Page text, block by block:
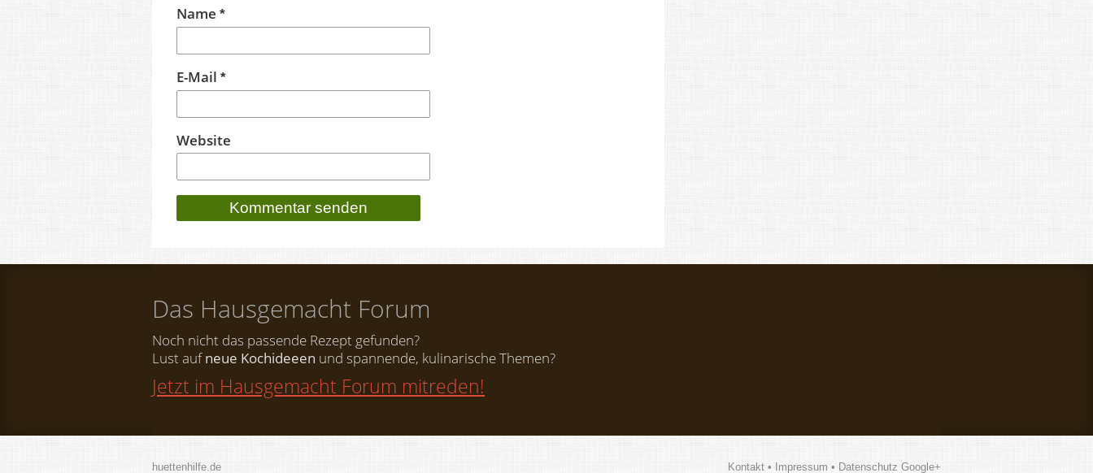
Name *
E-Mail *
Website
Das Hausgemacht Forum
Noch nicht das passende Rezept gefunden?
Lust aufneue Kochideeen und spannende, kulinarische Themen?
Jetzt im Hausgemacht Forum mitreden!
huettenhilfe.de Google+
Kontakt • Impressum • Datenschutz